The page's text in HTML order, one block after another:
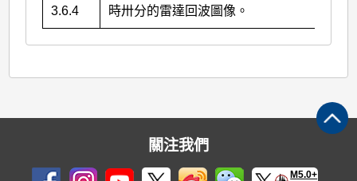
3.6.4
時卅分的雷達回波圖像。
關注我們
M5.0+